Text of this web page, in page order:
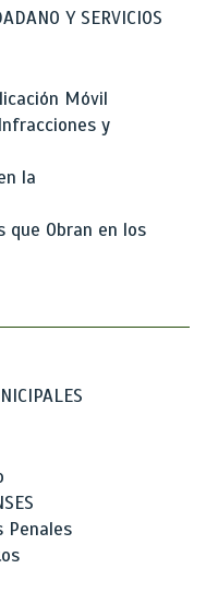
Y SERVICIOS
Móvil
y
la
que Obran en los
Penales